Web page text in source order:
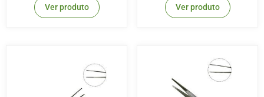
Ver produto Ver produto